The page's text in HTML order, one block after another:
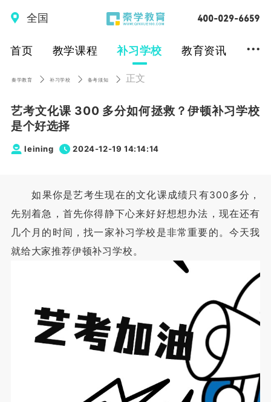
全国
首页 教学课程 补习学校 教育资讯 ...
秦学教育 补习学校 备考须知 正文
艺考文化课 300 多分如何拯救？伊顿补习学校
是个好选择
leining 2024-12-19 14:14:14
如果你是艺考生现在的文化课成绩只有300多分，
先别着急，首先你得静下心来好好想想办法，现在还有
几个月的时间，找一家补习学校是非常重要的。今天我
就给大家推荐伊顿补习学校。